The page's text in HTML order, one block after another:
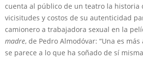
cuenta al público de un teatro la historia
vicisitudes y costos de su autenticidad
camionero a trabajadora sexual en la
madre, de Pedro Almodóvar: “Una es
se parece a lo que ha soñado de sí